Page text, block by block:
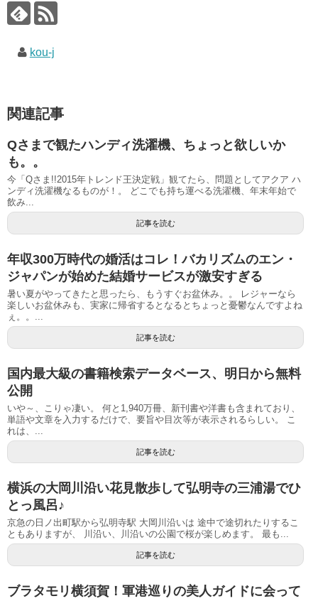
kou-j
関連記事
Qさまで観たハンディ洗濯機、ちょっと欲しいか
も。。
今「Qさま!!2015年トレンド王決定戦」観てたら、問題としてアクア ハ
ンディ洗濯機なるものが！。 どこでも持ち運べる洗濯機、年末年始で
飲み...
記事を読む
年収300万時代の婚活はコレ！バカリズムのエン・
ジャパンが始めた結婚サービスが激安すぎる
暑い夏がやってきたと思ったら、もうすぐお盆休み。。 レジャーなら
楽しいお盆休みも、実家に帰省するとなるとちょっと憂鬱なんですよね
ぇ。。...
記事を読む
国内最大級の書籍検索データベース、明日から無料
公開
いや～、こりゃ凄い。 何と1,940万冊、新刊書や洋書も含まれており、
単語や文章を入力するだけで、要旨や目次等が表示されるらしい。 こ
れは、...
記事を読む
横浜の大岡川沿い花見散歩して弘明寺の三浦湯でひ
とっ風呂♪
京急の日ノ出町駅から弘明寺駅 大岡川沿いは 途中で途切れたりするこ
ともありますが、 川沿い、川沿いの公園で桜が楽しめます。 最も...
記事を読む
ブラタモリ横須賀！軍港巡りの美人ガイドに会って